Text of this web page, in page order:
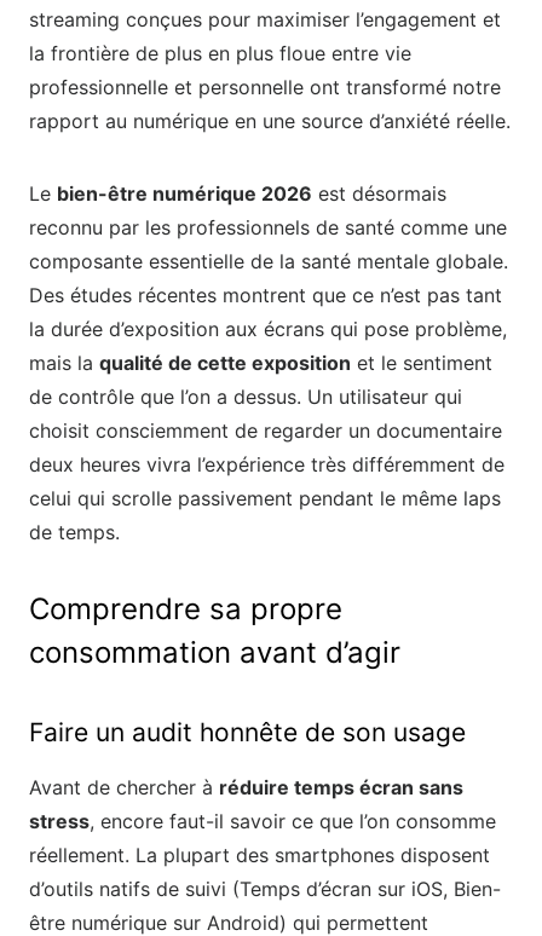
streaming conçues pour maximiser l’engagement et
la frontière de plus en plus floue entre vie
professionnelle et personnelle ont transformé notre
rapport au numérique en une source d’anxiété réelle.
Le bien-être numérique 2026 est désormais
reconnu par les professionnels de santé comme une
composante essentielle de la santé mentale globale.
Des études récentes montrent que ce n’est pas tant
la durée d’exposition aux écrans qui pose problème,
mais la qualité de cette exposition et le sentiment
de contrôle que l’on a dessus. Un utilisateur qui
choisit consciemment de regarder un documentaire
deux heures vivra l’expérience très différemment de
celui qui scrolle passivement pendant le même laps
de temps.
Comprendre sa propre
consommation avant d’agir
Faire un audit honnête de son usage
Avant de chercher à réduire temps écran sans
stress, encore faut-il savoir ce que l’on consomme
réellement. La plupart des smartphones disposent
d’outils natifs de suivi (Temps d’écran sur iOS, Bien-
être numérique sur Android) qui permettent